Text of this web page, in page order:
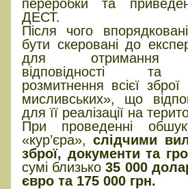
переробки та
ДЕСТ.
Після чого
бути скеровані до
для отримання
відповідності та
розмитнення всієї
мисливських», що
для її реалізації на
При проведенні
«кур’єра»,слідчими
зброї, документи та
сумі близько35 000
євро та 175 000 грн.